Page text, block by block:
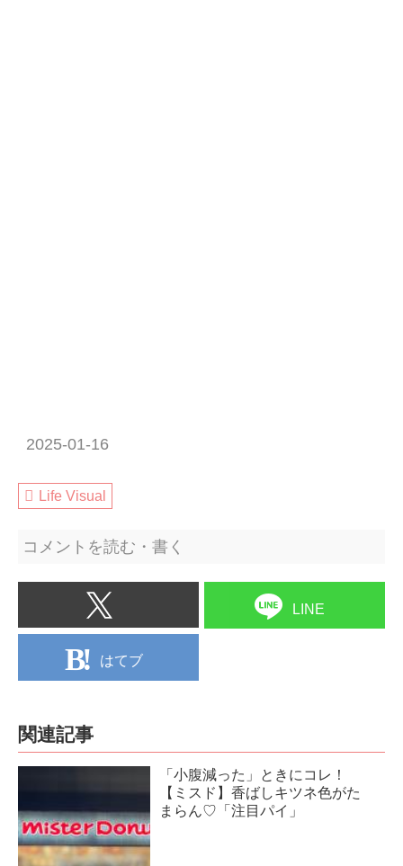
2025-01-16
Life Visual
コメントを読む・書く
LINE
はてブ
関連記事
「小腹減った」ときにコレ！
【ミスド】香ばしキツネ色がた
まらん♡「注目パイ」